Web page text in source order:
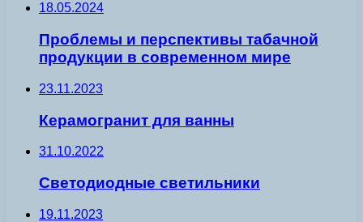
18.05.2024
Проблемы и перспективы табачной
продукции в современном мире
23.11.2023
Керамогранит для ванны
31.10.2022
Светодиодные светильники
19.11.2023